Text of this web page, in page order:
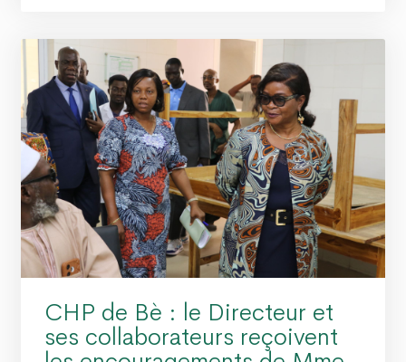
CHP de Bè : le Directeur et
ses collaborateurs reçoivent